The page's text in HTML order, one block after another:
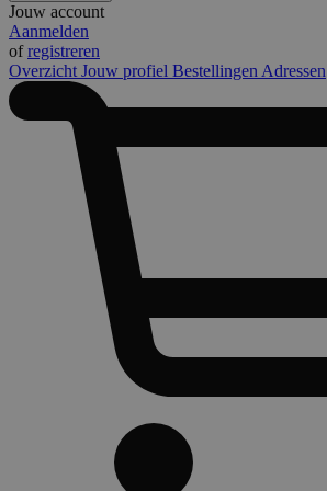
Jouw account
Aanmelden
ofregistreren
Overzicht Jouw profiel Bestellingen Adressen